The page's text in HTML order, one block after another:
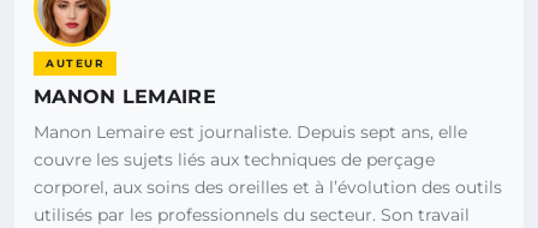
AUTEUR
MANON LEMAIRE
Manon Lemaire est journaliste. Depuis sept ans, elle
couvre les sujets liés aux techniques de perçage
corporel, aux soins des oreilles et à l’évolution des outils
utilisés par les professionnels du secteur. Son travail